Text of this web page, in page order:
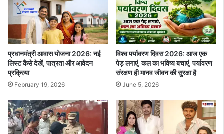
प्रधानमंत्री आवास योजना 2026: नई
लिस्ट कैसे देखें, पात्रता और आवेदन
प्रक्रिया
February 19, 2026
विश्व पर्यावरण दिवस 2026: आज एक
पेड़ लगाएं, कल का भविष्य बचाएं, पर्यावरण
संरक्षण ही मानव जीवन की सुरक्षा है
June 5, 2026